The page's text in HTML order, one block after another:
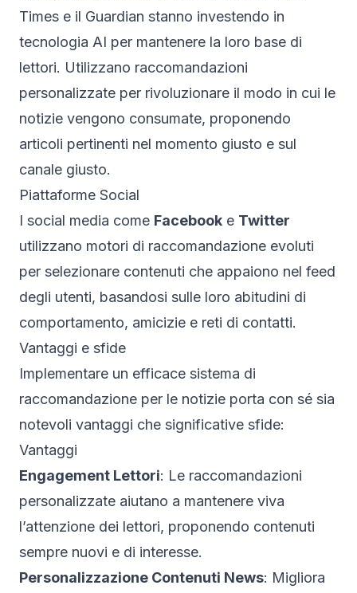
Times e il Guardian stanno investendo in
tecnologia AI per mantenere la loro base di
lettori. Utilizzano raccomandazioni
personalizzate per rivoluzionare il modo in cui le
notizie vengono consumate, proponendo
articoli pertinenti nel momento giusto e sul
canale giusto.
Piattaforme Social
I social media come Facebook e Twitter
utilizzano motori di raccomandazione evoluti
per selezionare contenuti che appaiono nel feed
degli utenti, basandosi sulle loro abitudini di
comportamento, amicizie e reti di contatti.
Vantaggi e sfide
Implementare un efficace sistema di
raccomandazione per le notizie porta con sé sia
notevoli vantaggi che significative sfide:
Vantaggi
Engagement Lettori: Le raccomandazioni
personalizzate aiutano a mantenere viva
l’attenzione dei lettori, proponendo contenuti
sempre nuovi e di interesse.
Personalizzazione Contenuti News: Migliora